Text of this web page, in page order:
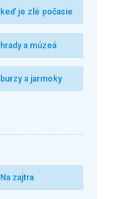
keď je zlé počasie
hrady a múzeá
burzy a jarmoky
Na zajtra